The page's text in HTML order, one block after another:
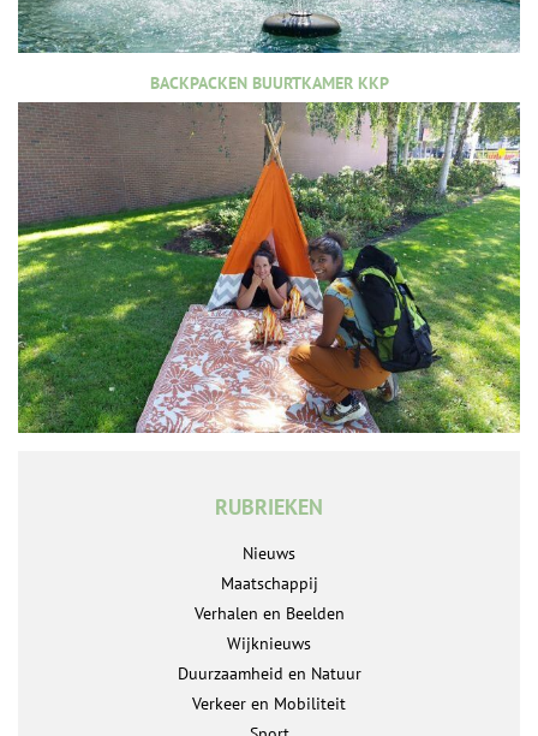
BACKPACKEN BUURTKAMER KKP
RUBRIEKEN
Nieuws
Maatschappij
Verhalen en Beelden
Wijknieuws
Duurzaamheid en Natuur
Verkeer en Mobiliteit